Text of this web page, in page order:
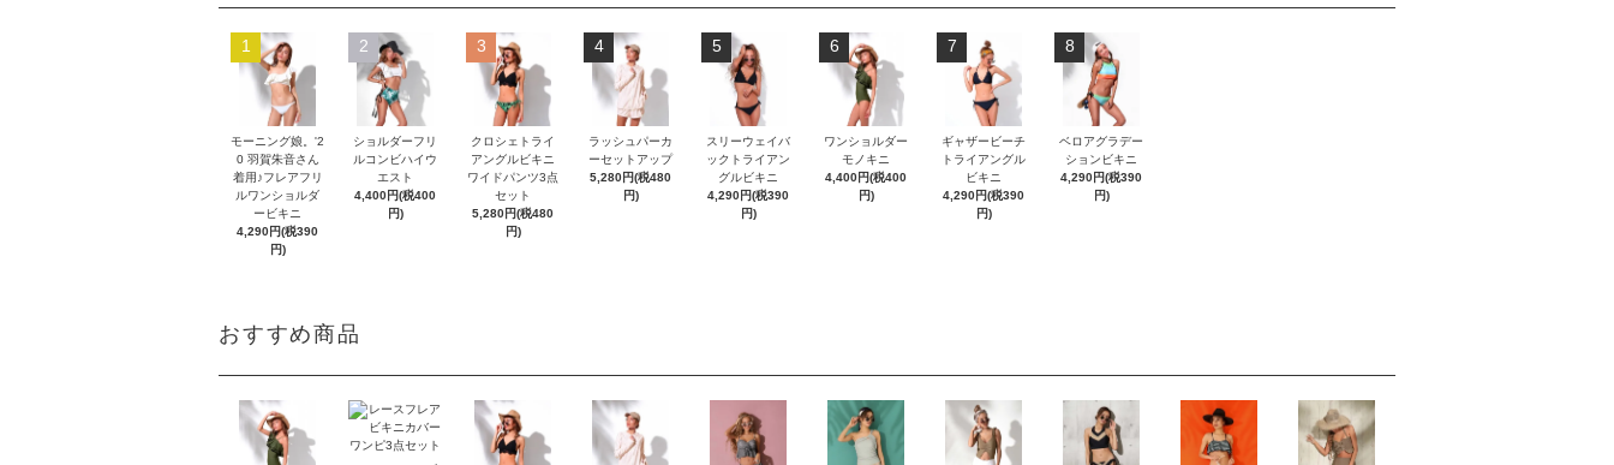
1
モーニング娘。'2
0 羽賀朱音さん
着用♪フレアフリ
ルワンショルダ
ービキニ
4,290円(税390
円)
2
ショルダーフリ
ルコンビハイウ
エスト
4,400円(税400
円)
3
クロシェトライ
アングルビキニ
ワイドパンツ3点
セット
5,280円(税480
円)
4
ラッシュパーカ
ーセットアップ
5,280円(税480
円)
5
スリーウェイバ
ックトライアン
グルビキニ
4,290円(税390
円)
6
ワンショルダー
モノキニ
4,400円(税400
円)
7
ギャザービーチ
トライアングル
ビキニ
4,290円(税390
円)
8
ベロアグラデー
ションビキニ
4,290円(税390
円)
おすすめ商品